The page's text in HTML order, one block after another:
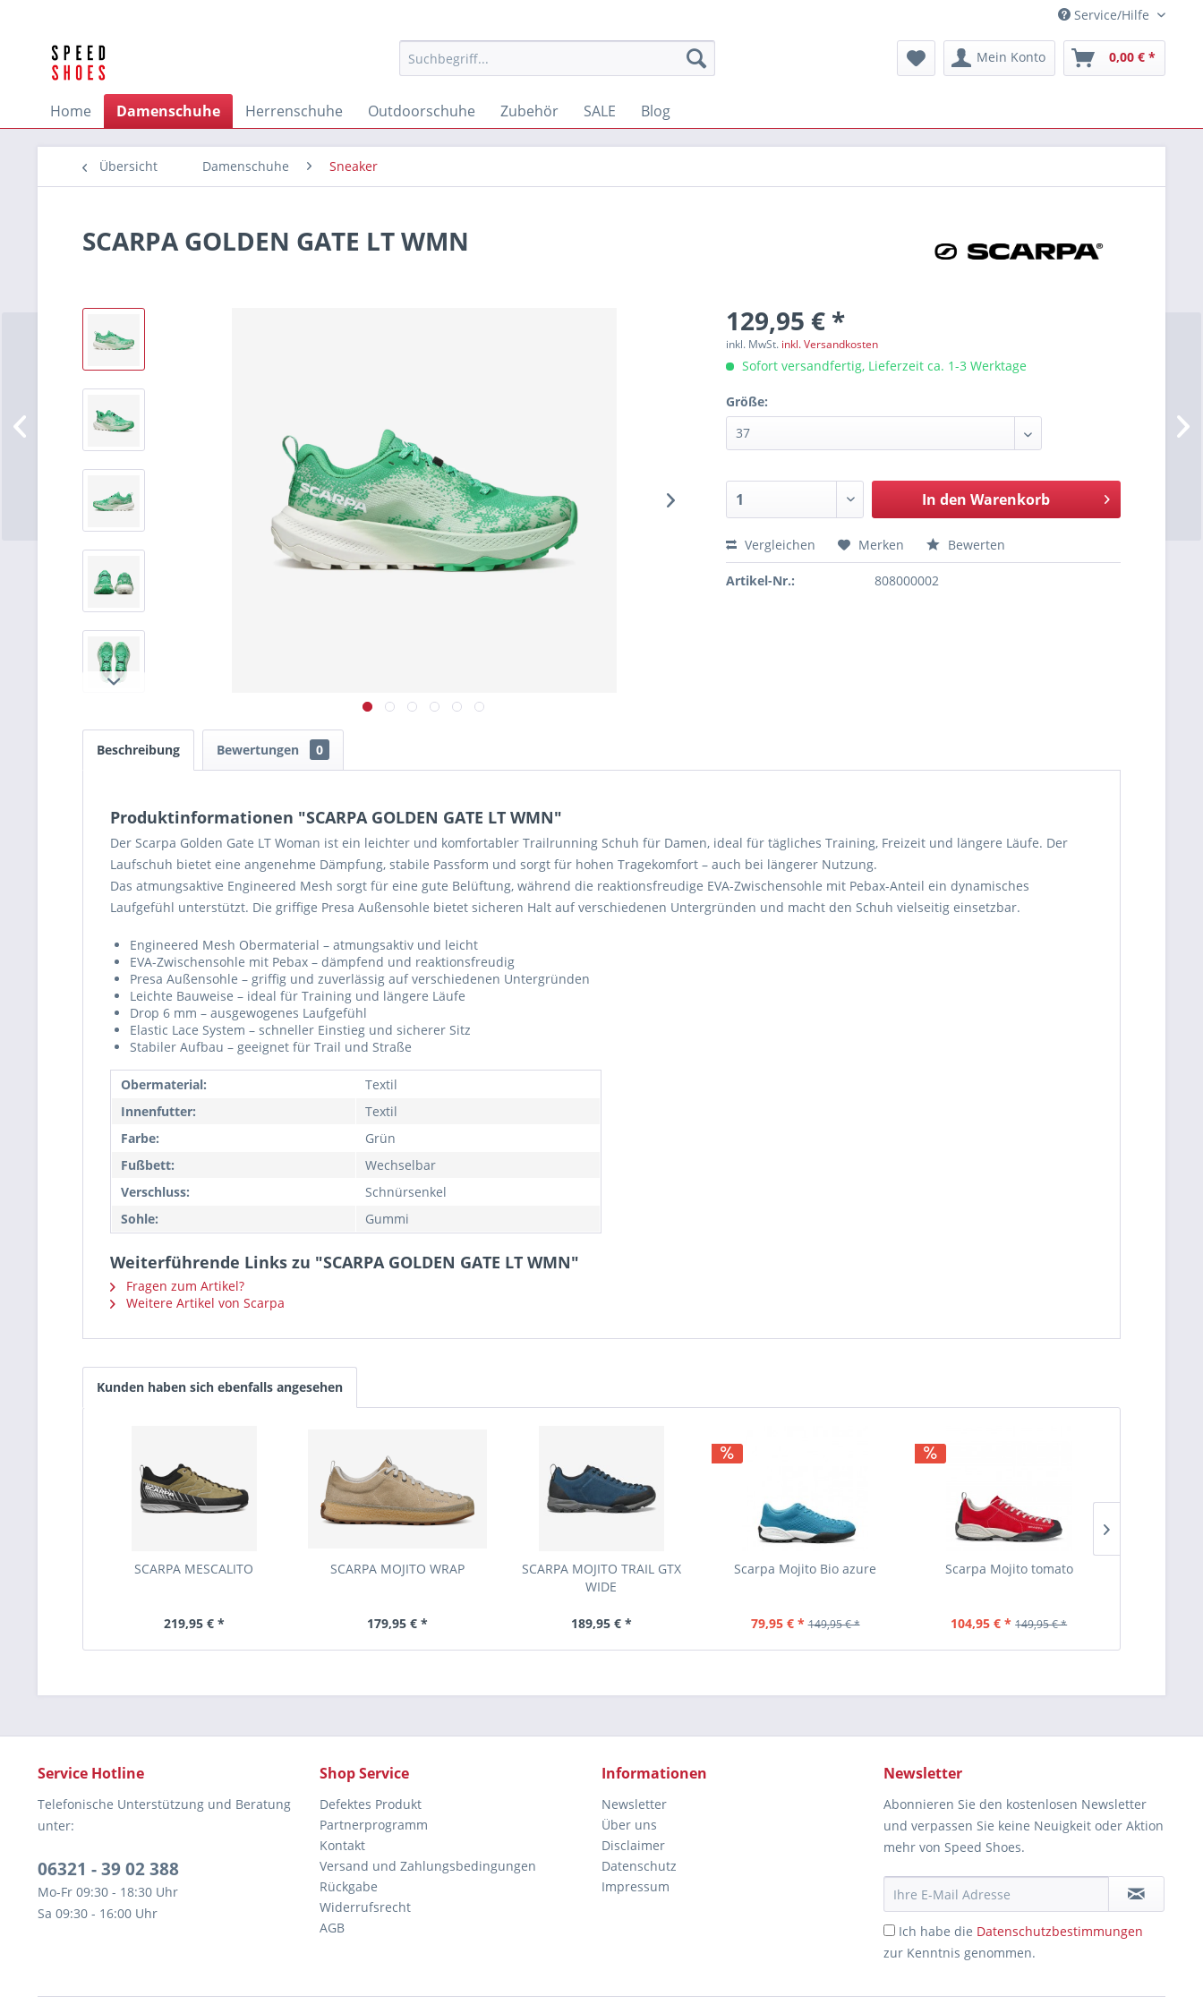
Service/Hilfe
Mein Konto 0,00 € *
Home Damenschuhe Herrenschuhe Outdoorschuhe Zubehör SALE Blog
Übersicht Damenschuhe Sneaker
SCARPA GOLDEN GATE LT WMN
129,95 € *
inkl. MwSt. inkl. Versandkosten
Sofort versandfertig, Lieferzeit ca. 1-3 Werktage
Größe:
In den Warenkorb
Vergleichen Merken Bewerten
Artikel-Nr.: 808000002
Beschreibung Bewertungen 0
Produktinformationen "SCARPA GOLDEN GATE LT WMN"
Der Scarpa Golden Gate LT Woman ist ein leichter und komfortabler Trailrunning Schuh für Damen, ideal für tägliches Training, Freizeit und längere Läufe. Der
Laufschuh bietet eine angenehme Dämpfung, stabile Passform und sorgt für hohen Tragekomfort – auch bei längerer Nutzung.
Das atmungsaktive Engineered Mesh sorgt für eine gute Belüftung, während die reaktionsfreudige EVA-Zwischensohle mit Pebax-Anteil ein dynamisches
Laufgefühl unterstützt. Die griffige Presa Außensohle bietet sicheren Halt auf verschiedenen Untergründen und macht den Schuh vielseitig einsetzbar.
Engineered Mesh Obermaterial – atmungsaktiv und leicht
EVA-Zwischensohle mit Pebax – dämpfend und reaktionsfreudig
Presa Außensohle – griffig und zuverlässig auf verschiedenen Untergründen
Leichte Bauweise – ideal für Training und längere Läufe
Drop 6 mm – ausgewogenes Laufgefühl
Elastic Lace System – schneller Einstieg und sicherer Sitz
Stabiler Aufbau – geeignet für Trail und Straße
Obermaterial:
Textil
Innenfutter:
Textil
Farbe:
Grün
Fußbett:
Wechselbar
Verschluss:
Schnürsenkel
Sohle:
Gummi
Weiterführende Links zu "SCARPA GOLDEN GATE LT WMN"
Fragen zum Artikel?
Weitere Artikel von Scarpa
Kunden haben sich ebenfalls angesehen
SCARPA MESCALITO
219,95 € *
SCARPA MOJITO WRAP
179,95 € *
SCARPA MOJITO TRAIL GTX
WIDE
189,95 € *
Scarpa Mojito Bio azure
79,95 € * 149,95 € *
Scarpa Mojito tomato
104,95 € * 149,95 € *
Service Hotline
Telefonische Unterstützung und Beratung
unter:
06321 - 39 02 388
Mo-Fr 09:30 - 18:30 Uhr
Sa 09:30 - 16:00 Uhr
Shop Service
Defektes Produkt
Partnerprogramm
Kontakt
Versand und Zahlungsbedingungen
Rückgabe
Widerrufsrecht
AGB
Informationen
Newsletter
Über uns
Disclaimer
Datenschutz
Impressum
Newsletter
Abonnieren Sie den kostenlosen Newsletter
und verpassen Sie keine Neuigkeit oder Aktion
mehr von Speed Shoes.
Ich habe die Datenschutzbestimmungen
zur Kenntnis genommen.